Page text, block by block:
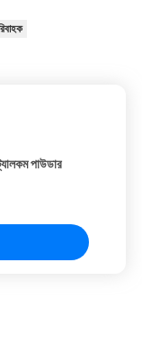
পাউডার